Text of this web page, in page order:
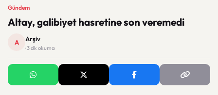
Gündem
Altay, galibiyet hasretine son veremedi
A Arşiv
· 3 dk okuma